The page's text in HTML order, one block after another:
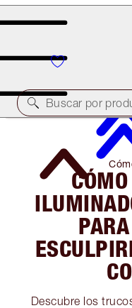
Consigue una brocha
Buscar por
Descubre los